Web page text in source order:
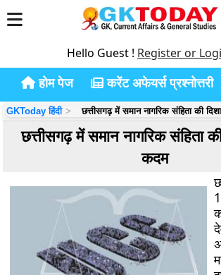
Hello Guest ! Register or
होम पेज करेंट अफेयर्स प्रश्नोत्तरी
GKToday हिंदी छत्तीसगढ़ में समान नागरिक संहिता की
छत्तीसगढ़ में समान नागरिक संहिता
कदम